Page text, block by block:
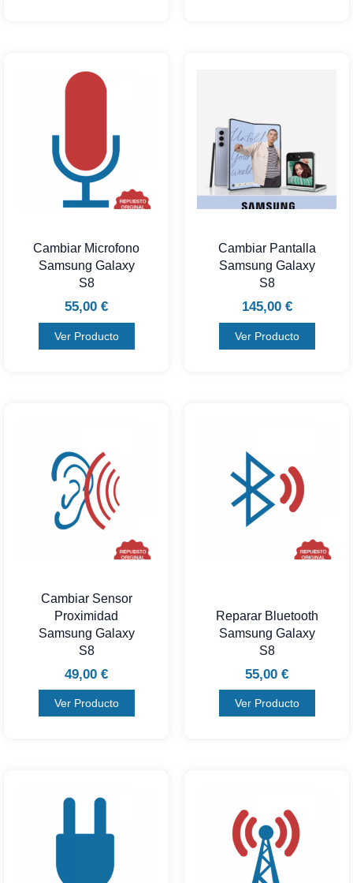
Cambiar Microfono
Samsung Galaxy
S8
55,00 €
Ver Producto
Cambiar Pantalla
Samsung Galaxy
S8
145,00 €
Ver Producto
Cambiar Sensor
Proximidad
Samsung Galaxy
S8
49,00 €
Ver Producto
Reparar Bluetooth
Samsung Galaxy
S8
55,00 €
Ver Producto